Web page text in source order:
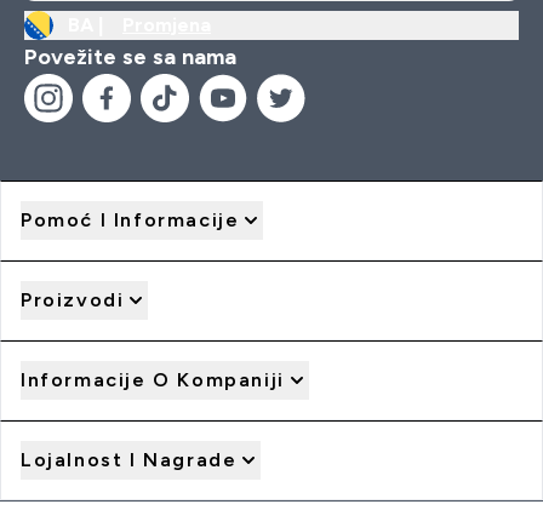
Povežite se sa nama
Pomoć I Informacije
Proizvodi
Informacije O Kompaniji
Lojalnost I Nagrade